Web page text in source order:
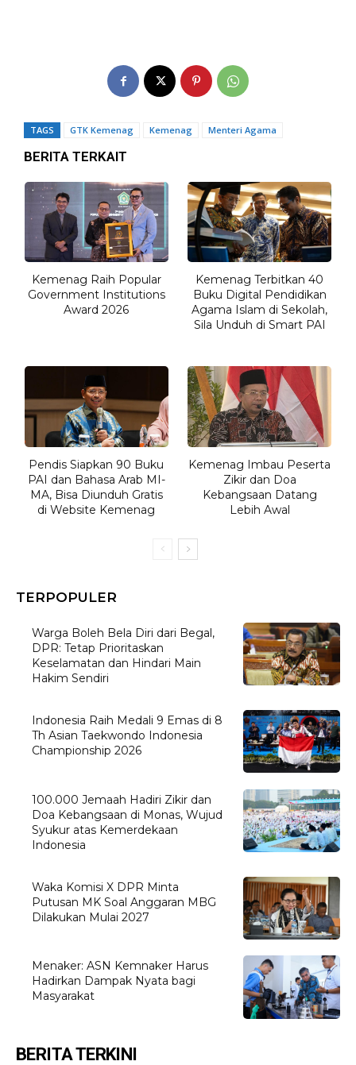
TAGS GTK Kemenag Kemenag Menteri Agama
BERITA TERKAIT
Kemenag Raih Popular
Government Institutions
Award 2026
Kemenag Terbitkan 40
Buku Digital Pendidikan
Agama Islam di Sekolah,
Sila Unduh di Smart PAI
Pendis Siapkan 90 Buku
PAI dan Bahasa Arab MI-
MA, Bisa Diunduh Gratis
di Website Kemenag
Kemenag Imbau Peserta
Zikir dan Doa
Kebangsaan Datang
Lebih Awal
TERPOPULER
Warga Boleh Bela Diri dari Begal,
DPR: Tetap Prioritaskan
Keselamatan dan Hindari Main
Hakim Sendiri
Indonesia Raih Medali 9 Emas di 8
Th Asian Taekwondo Indonesia
Championship 2026
100.000 Jemaah Hadiri Zikir dan
Doa Kebangsaan di Monas, Wujud
Syukur atas Kemerdekaan
Indonesia
Waka Komisi X DPR Minta
Putusan MK Soal Anggaran MBG
Dilakukan Mulai 2027
Menaker: ASN Kemnaker Harus
Hadirkan Dampak Nyata bagi
Masyarakat
BERITA TERKINI